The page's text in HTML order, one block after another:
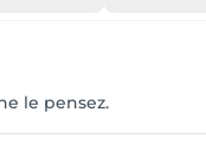
le pensez.